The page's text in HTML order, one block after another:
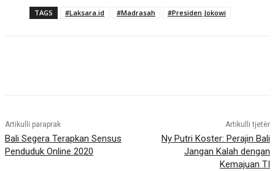
TAGS #Laksara.id #Madrasah #Presiden Jokowi
Artikulli paraprak
Bali Segera Terapkan Sensus
Penduduk Online 2020
Artikulli tjetër
Ny Putri Koster: Perajin Bali
Jangan Kalah dengan
Kemajuan TI